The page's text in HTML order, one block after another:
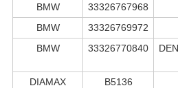
BMW
33326767968
BMW
33326769972
BMW
33326770840
DIAMAX B5136